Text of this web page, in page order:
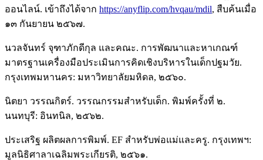
ออนไลน์. เข้าถึงได้จาก https://anyflip.com/hvqau/mdil, สืบค้นเมื่อ
๑๓ กันยายน ๒๕๖๗.
นวลจันทร์ จุฑาภักดีกุล และคณะ. การพัฒนาและหาเกณฑ์
มาตรฐานเครื่องมือประเมินการคิดเชิงบริหารในเด็กปฐมวัย.
กรุงเทพมหานคร: มหาวิทยาลัยมหิดล, ๒๕๖๐.
นิตยา วรรณกิตร์. วรรณกรรมสำหรับเด็ก. พิมพ์ครั้งที่ ๒.
นนทบุรี: อินทนิล, ๒๕๖๒.
ประเสริฐ ผลิตผลการพิมพ์. EF สำหรับพ่อแม่และครู. กรุงเทพฯ:
มูลนิธิศาลาเฉลิมพระเกียรติ, ๒๕๖๑.